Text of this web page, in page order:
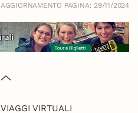
AGGIORNAMENTO PAGINA: 29/11/2024
VIAGGI VIRTUALI